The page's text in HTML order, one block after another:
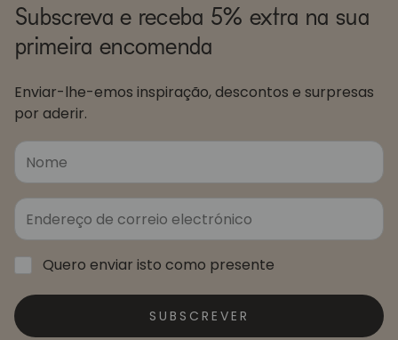
Subscreva e receba 5% extra na sua
primeira encomenda
Enviar-lhe-emos inspiração, descontos e surpresas
por aderir.
Quero enviar isto como presente
SUBSCREVER